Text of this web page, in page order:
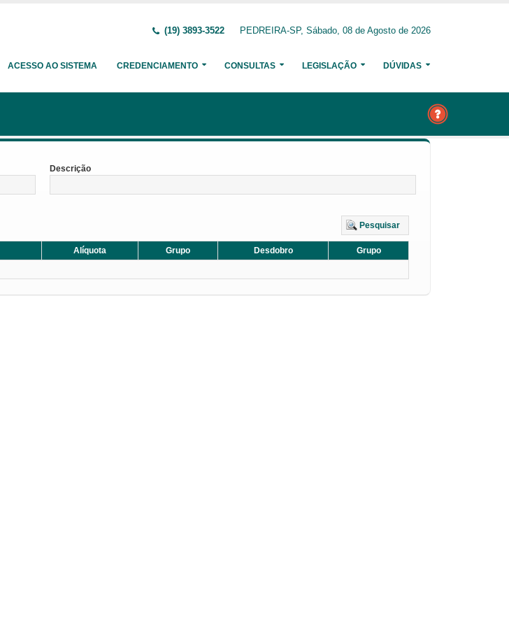
(19) 3893-3522 PEDREIRA-SP, Sábado, 08 de Agosto de 2026
ACESSO AO SISTEMA CREDENCIAMENTO CONSULTAS LEGISLAÇÃO DÚVIDAS
Descrição
Pesquisar
Alíquota Grupo Desdobro
Grupo